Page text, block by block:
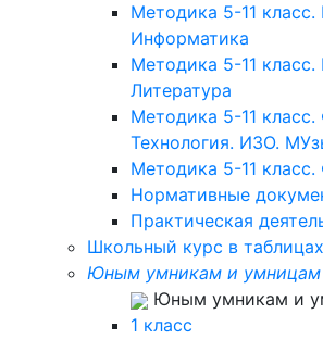
Методика 5-11
Информатика
Методика 5-11 класс.
Литература
Методика 5-11
Технология. ИЗО.
Методика 5-11
Нормативные
Практическая
Школьный курс в
Юным умникам и умницам
Юным умникам и
1 класс